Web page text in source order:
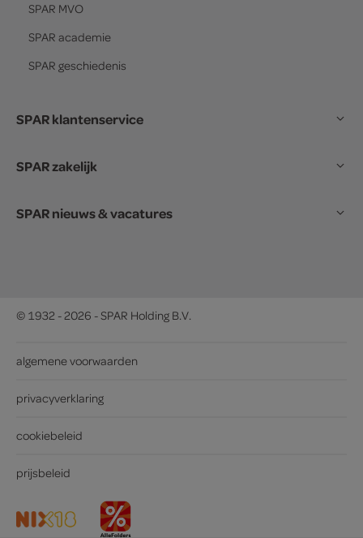
SPAR MVO
SPAR academie
SPAR geschiedenis
SPAR klantenservice
SPAR zakelijk
SPAR nieuws & vacatures
© 1932 - 2026 - SPAR Holding B.V.
algemene voorwaarden
privacyverklaring
cookiebeleid
prijsbeleid